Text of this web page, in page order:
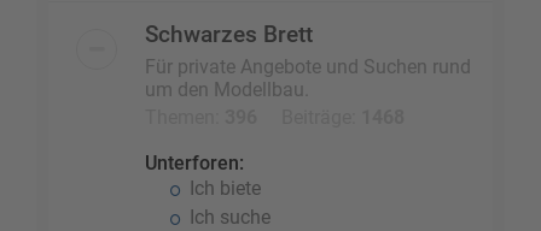
Schwarzes Brett
Für private Angebote und Suchen rund
um den Modellbau.
Unterforen:
Ich biete
Ich suche